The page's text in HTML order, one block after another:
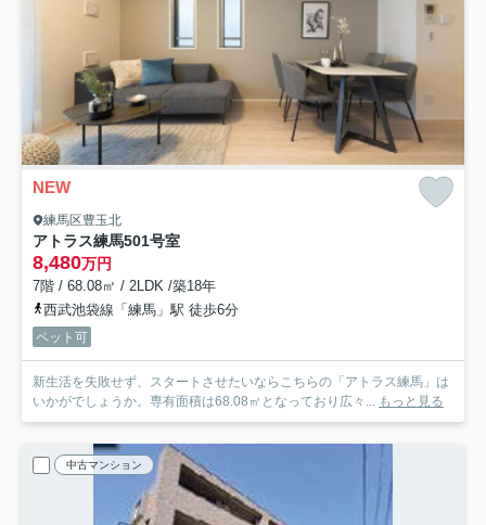
NEW
練馬区豊玉北
アトラス練馬501号室
8,480万円
7階 / 68.08㎡ / 2LDK /築18年
西武池袋線「練馬」駅 徒歩6分
ペット可
新生活を失敗せず、スタートさせたいならこちらの「アトラス練馬」は
いかがでしょうか。専有面積は68.08㎡となっており広々... もっと見る
中古マンション